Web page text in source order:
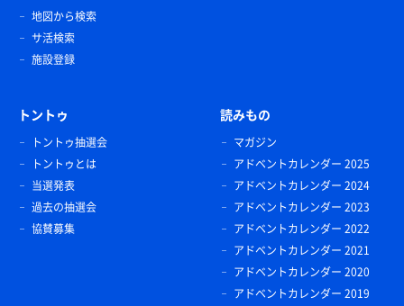
地図から検索
サ活検索
施設登録
トントゥ
トントゥ抽選会
トントゥとは
当選発表
過去の抽選会
協賛募集
読みもの
マガジン
アドベントカレンダー 2025
アドベントカレンダー 2024
アドベントカレンダー 2023
アドベントカレンダー 2022
アドベントカレンダー 2021
アドベントカレンダー 2020
アドベントカレンダー 2019